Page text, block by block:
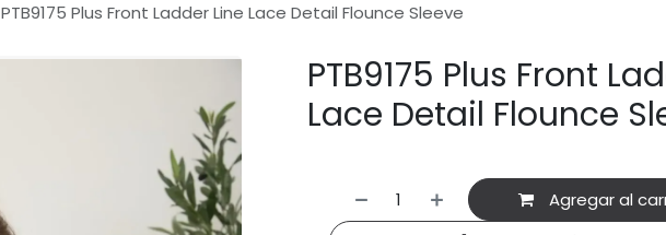
PTB9175 Plus Front Ladder Line Lace Detail Flounce Sleeve
PTB9175 Plus Front
Lace Detail Flounce
Agregar al